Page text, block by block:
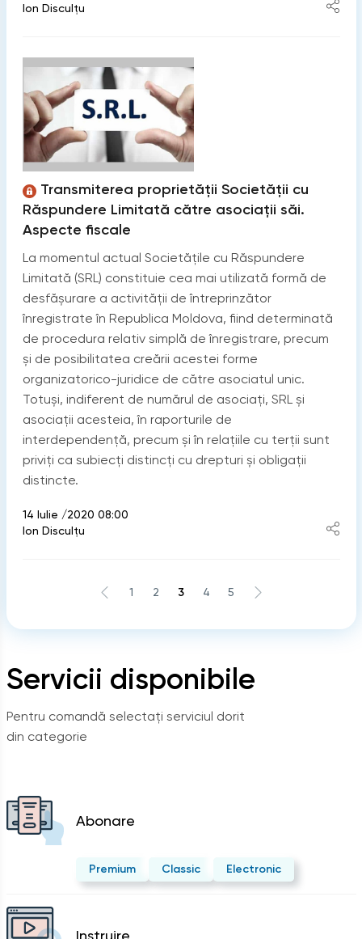
Servicii disponibile
Pentru comandă selectați serviciul dorit
din categorie
Abonare
Premium Classic Electronic
Instruire
Ion Disculțu
Transmiterea proprietății Societății cu
Răspundere Limitată către asociații săi.
Aspecte fiscale
La momentul actual Societățile cu Răspundere
Limitată (SRL) constituie cea mai utilizată formă de
desfășurare a activității de întreprinzător
înregistrate în Republica Moldova, fiind determinată
de procedura relativ simplă de înregistrare, precum
și de posibilitatea creării acestei forme
organizatorico-juridice de către asociatul unic.
Totuși, indiferent de numărul de asociați, SRL și
asociații acesteia, în raporturile de
interdependență, precum și în relațiile cu terții sunt
priviți ca subiecți distincți cu drepturi și obligații
distincte.
14 Iulie /2020 08:00
Ion Disculțu
1 2 3 4 5